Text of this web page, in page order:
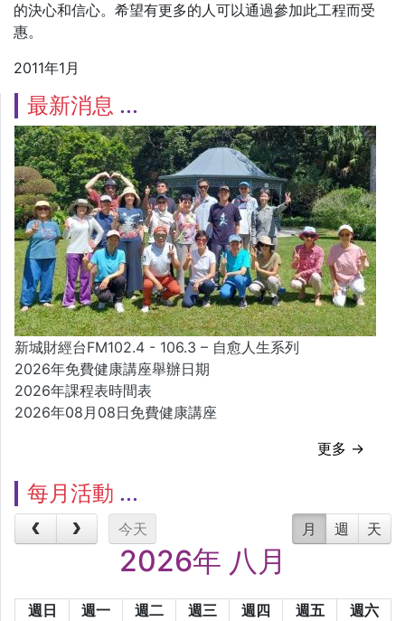
的決心和信心。希望有更多的人可以通過參加此工程而受
惠。
2011年1月
最新消息
新城財經台FM102.4 - 106.3 – 自愈人生系列
2026年免費健康講座舉辦日期
2026年課程表時間表
2026年08月08日免費健康講座
更多 →
每月活動
今天 月 週 天
2026年 八月
週日 週一 週二 週三 週四 週五
週六